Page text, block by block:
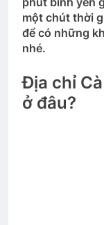
một chút thời
để có những
nhé.
Địa chỉ
ở đâu?